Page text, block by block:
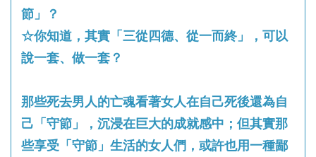
節」？
☆你知道，其實「三從四德、從一而終」，可以
說一套、做一套？
那些死去男人的亡魂看著女人在自己死後還為自
己「守節」，沉浸在巨大的成就感中；但其實那
些享受「守節」生活的女人們，或許也用一種鄙